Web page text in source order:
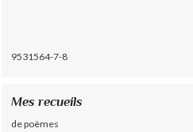
9531564-7-8
Mes recueils
de poèmes